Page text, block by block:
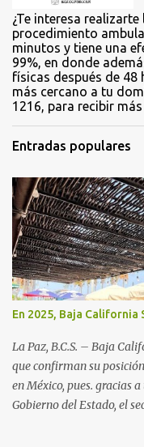
¿Te interesa
procedimiento
minutos y tiene una
99%, en donde
físicas después de 48
más cercano a tu
1216, para recibir
Entradas populares
En 2025, Baja
La Paz, B.C.S. – Baja
que confirman su
en México, pues. gracias
Gobierno del Estado, el